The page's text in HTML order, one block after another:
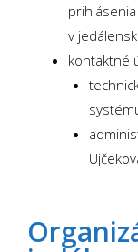
v
kontaktné